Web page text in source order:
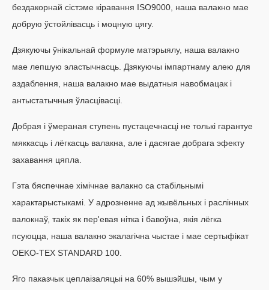
бездакорнай сістэме кіравання ISO9000, наша валакно мае
добрую ўстойлівасць і моцную цягу.
Дзякуючы ўнікальнай формуле матэрыялу, наша валакно
мае лепшую эластычнасць. Дзякуючы імпартнаму алею для
аздаблення, наша валакно мае выдатныя навобмацак і
антыстатычныя ўласцівасці.
Добрая і ўмераная ступень пустацечнасці не толькі гарантуе
мяккасць і лёгкасць валакна, але і дасягае добрага эфекту
захавання цяпла.
Гэта бяспечнае хімічнае валакно са стабільнымі
характарыстыкамі. У адрозненне ад жывёльных і раслінных
валокнаў, такіх як пер'евая нітка і бавоўна, якія лёгка
псуюцца, наша валакно экалагічна чыстае і мае сертыфікат
OEKO-TEX STANDARD 100.
Яго паказчык цеплаізаляцыі на 60% вышэйшы, чым у